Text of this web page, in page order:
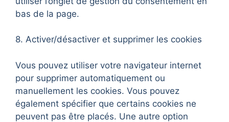
bas de la page.
8. Activer/désactiver et supprimer les cookies
Vous pouvez utiliser votre navigateur internet
pour supprimer automatiquement ou
manuellement les cookies. Vous pouvez
également spécifier que certains cookies ne
peuvent pas être placés. Une autre option